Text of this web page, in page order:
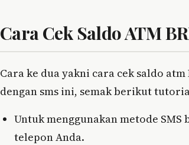
Cara Cek Saldo ATM
Cara ke dua yakni cara cek saldo
dengan sms ini, semak berikut
Untuk menggunakan metode
telepon Anda.